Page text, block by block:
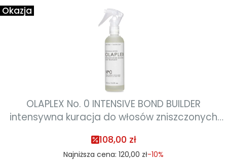
Okazja
OLAPLEX No. 0 INTENSIVE BOND BUILDER
intensywna kuracja do włosów zniszczonych
108,00 zł
Najniższa cena: 120,00 zł-10%